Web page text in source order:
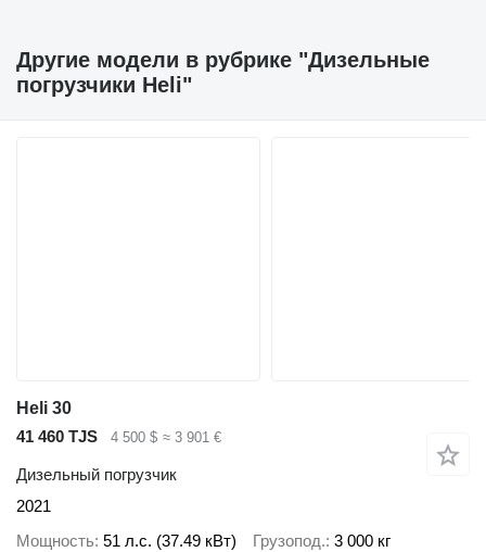
Другие модели в рубрике "Дизельные
погрузчики Heli"
Heli 30
41 460 TJS
4 500 $ ≈ 3 901 €
Дизельный погрузчик
2021
Мощность 51 л.с. (37.49 кВт) Грузопод. 3 000 кг